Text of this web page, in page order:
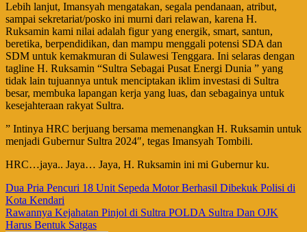
Lebih lanjut, Imansyah mengatakan, segala pendanaan, atribut,
sampai sekretariat/posko ini murni dari relawan, karena H.
Ruksamin kami nilai adalah figur yang energik, smart, santun,
beretika, berpendidikan, dan mampu menggali potensi SDA dan
SDM untuk kemakmuran di Sulawesi Tenggara. Ini selaras dengan
tagline H. Ruksamin “Sultra Sebagai Pusat Energi Dunia ” yang
tidak lain tujuannya untuk menciptakan iklim investasi di Sultra
besar, membuka lapangan kerja yang luas, dan sebagainya untuk
kesejahteraan rakyat Sultra.
” Intinya HRC berjuang bersama memenangkan H. Ruksamin untuk
menjadi Gubernur Sultra 2024″, tegas Imansyah Tombili.
HRC…jaya.. Jaya… Jaya, H. Ruksamin ini mi Gubernur ku.
Navigasi
pos
Dua Pria Pencuri 18 Unit Sepeda Motor Berhasil Dibekuk Polisi di
Kota Kendari
Rawannya Kejahatan Pinjol di Sultra POLDA Sultra Dan OJK
Harus Bentuk Satgas